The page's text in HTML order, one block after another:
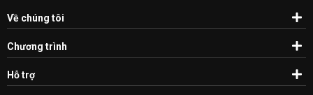
Về chúng tôi
Chương trình
Hỗ trợ